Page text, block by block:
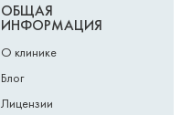
ОБЩАЯ
ИНФОРМАЦИЯ
О клинике
Блог
Лицензии